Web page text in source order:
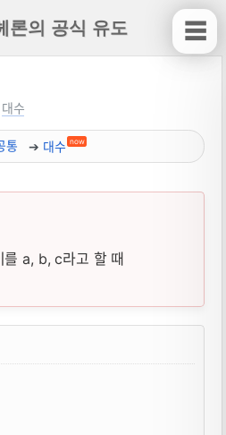
론의 공식 유도
대수
통 대수 now
a, b, c라고 할 때
의 공식 유도 뜻, 성질
☰